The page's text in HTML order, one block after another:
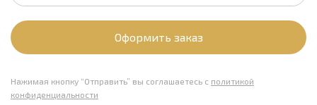
Оформить заказ
Нажимая кнопку “Отправить” вы соглашаетесь с политикой
конфиденциальности